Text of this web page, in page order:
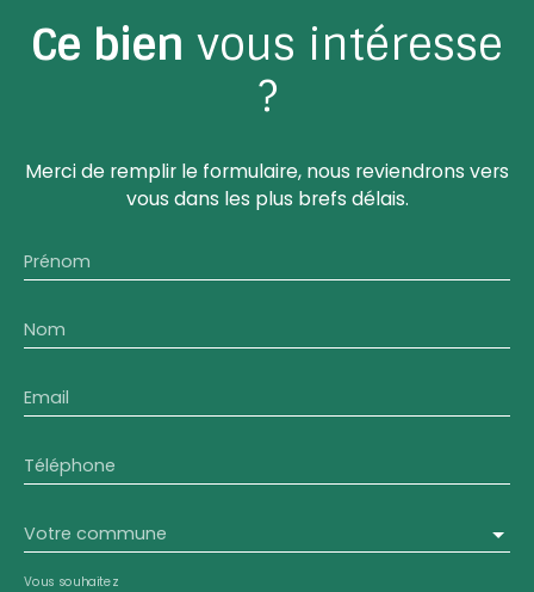
Ce bien vous intéresse
?
Merci de remplir le formulaire, nous reviendrons vers
vous dans les plus brefs délais.
Prénom
Nom
Email
Téléphone
Votre commune
Vous souhaitez